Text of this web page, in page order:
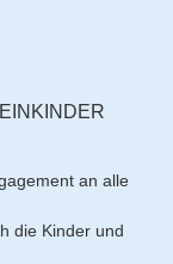
an alle
die Kinder und